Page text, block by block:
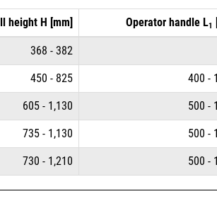
height H [mm] Operator handle L1
368 - 382
450 - 825 400 -
605 - 1,130 500 -
735 - 1,130 500 -
730 - 1,210 500 -